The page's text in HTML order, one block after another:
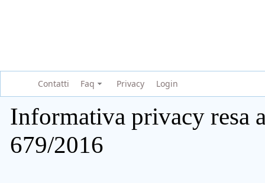
Contatti Faq Privacy Login
Informativa privacy resa
679/2016